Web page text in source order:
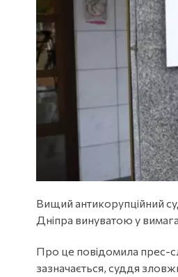
Вищий антикорупційний
Дніпра винуватою у
Про це повідомила прес-
зазначається, суддя